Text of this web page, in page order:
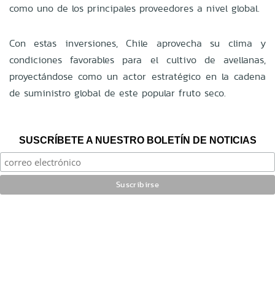
como uno de los principales proveedores a nivel global.
Con estas inversiones, Chile aprovecha su clima y
condiciones favorables para el cultivo de avellanas,
proyectándose como un actor estratégico en la cadena
de suministro global de este popular fruto seco.
SUSCRÍBETE A NUESTRO BOLETÍN DE NOTICIAS